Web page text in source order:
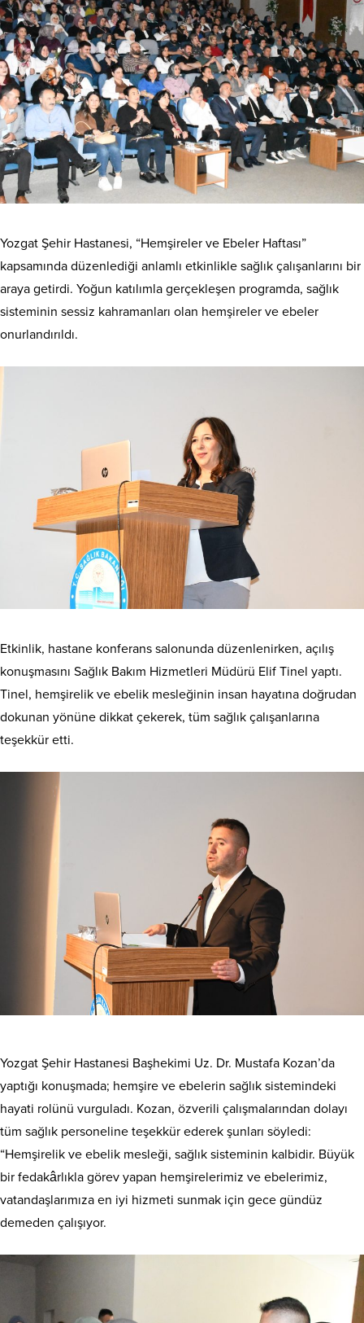
Yozgat Şehir Hastanesi, “Hemşireler ve Ebeler Haftası”
kapsamında düzenlediği anlamlı etkinlikle sağlık çalışanlarını bir
araya getirdi. Yoğun katılımla gerçekleşen programda, sağlık
sisteminin sessiz kahramanları olan hemşireler ve ebeler
onurlandırıldı.
Etkinlik, hastane konferans salonunda düzenlenirken, açılış
konuşmasını Sağlık Bakım Hizmetleri Müdürü Elif Tinel yaptı.
Tinel, hemşirelik ve ebelik mesleğinin insan hayatına doğrudan
dokunan yönüne dikkat çekerek, tüm sağlık çalışanlarına
teşekkür etti.
Yozgat Şehir Hastanesi Başhekimi Uz. Dr. Mustafa Kozan’da
yaptığı konuşmada; hemşire ve ebelerin sağlık sistemindeki
hayati rolünü vurguladı. Kozan, özverili çalışmalarından dolayı
tüm sağlık personeline teşekkür ederek şunları söyledi:
“Hemşirelik ve ebelik mesleği, sağlık sisteminin kalbidir. Büyük
bir fedakârlıkla görev yapan hemşirelerimiz ve ebelerimiz,
vatandaşlarımıza en iyi hizmeti sunmak için gece gündüz
demeden çalışıyor.